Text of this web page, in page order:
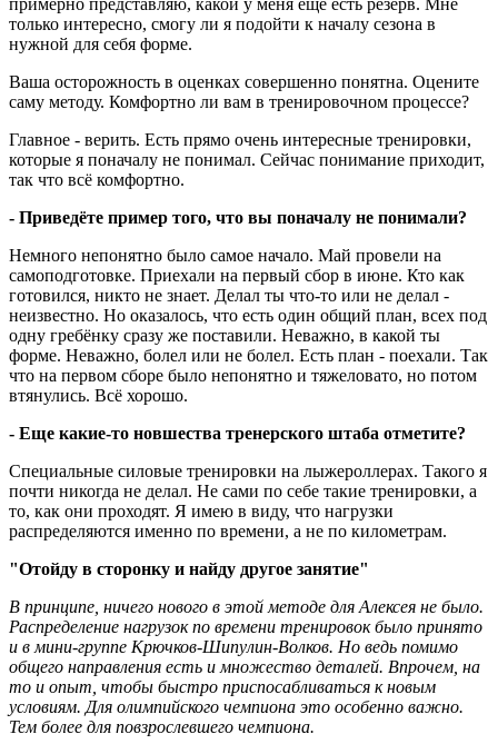
примерно представляю, какой у меня еще есть резерв. Мне
только интересно, смогу ли я подойти к началу сезона в
нужной для себя форме.
Ваша осторожность в оценках совершенно понятна. Оцените
саму методу. Комфортно ли вам в тренировочном процессе?
Главное - верить. Есть прямо очень интересные тренировки,
которые я поначалу не понимал. Сейчас понимание приходит,
так что всё комфортно.
- Приведёте пример того, что вы поначалу не понимали?
Немного непонятно было самое начало. Май провели на
самоподготовке. Приехали на первый сбор в июне. Кто как
готовился, никто не знает. Делал ты что-то или не делал -
неизвестно. Но оказалось, что есть один общий план, всех под
одну гребёнку сразу же поставили. Неважно, в какой ты
форме. Неважно, болел или не болел. Есть план - поехали. Так
что на первом сборе было непонятно и тяжеловато, но потом
втянулись. Всё хорошо.
- Еще какие-то новшества тренерского штаба отметите?
Специальные силовые тренировки на лыжероллерах. Такого я
почти никогда не делал. Не сами по себе такие тренировки, а
то, как они проходят. Я имею в виду, что нагрузки
распределяются именно по времени, а не по километрам.
"Отойду в сторонку и найду другое занятие"
В принципе, ничего нового в этой методе для Алексея не было.
Распределение нагрузок по времени тренировок было принято
и в мини-группе Крючков-Шипулин-Волков. Но ведь помимо
общего направления есть и множество деталей. Впрочем, на
то и опыт, чтобы быстро приспосабливаться к новым
условиям. Для олимпийского чемпиона это особенно важно.
Тем более для повзрослевшего чемпиона.